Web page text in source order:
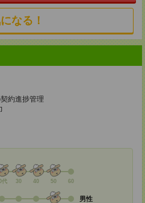
なる！
約進捗管理
代 30 40 50 60
男性